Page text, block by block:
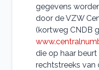
gegevens
door de VZW
(kortweg CNDB
die op haar
rechtstreeks